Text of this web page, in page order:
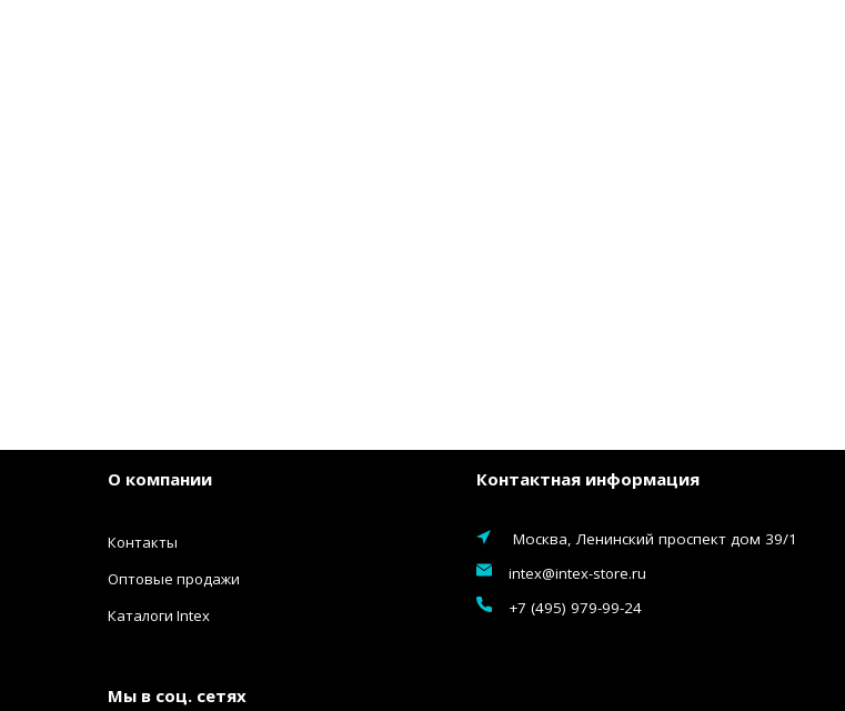
О компании
Контакты
Оптовые продажи
Каталоги Intex
Мы в соц. сетях
Контактная информация
Москва, Ленинский проспект дом 39/1
intex@intex-store.ru
+7 (495) 979-99-24